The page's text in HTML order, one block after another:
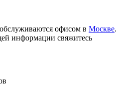
офисом в Москве.
информации свяжитесь